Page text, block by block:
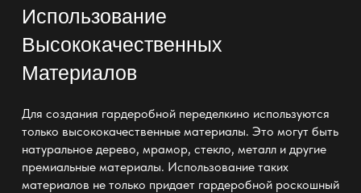
Использование
Высококачественных
Материалов
Для создания гардеробной переделкино используются
только высококачественные материалы. Это могут быть
натуральное дерево, мрамор, стекло, металл и другие
премиальные материалы. Использование таких
материалов не только придает гардеробной роскошный